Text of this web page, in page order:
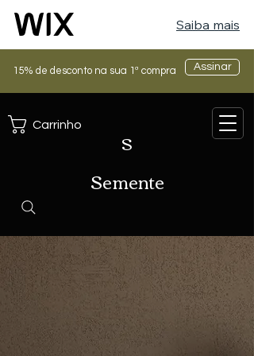
Saiba mais